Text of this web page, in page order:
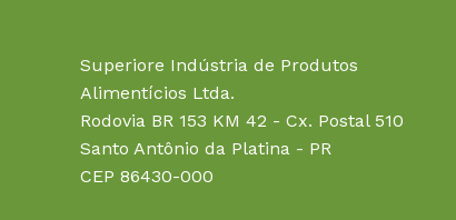
Superiore Indústria de Produtos
Alimentícios Ltda.
Rodovia BR 153 KM 42 - Cx. Postal 510
Santo Antônio da Platina - PR
CEP 86430-000